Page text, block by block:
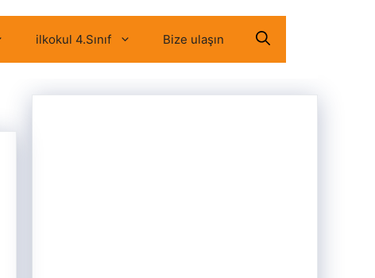
ilkokul 4.Sınıf Bize ulaşın